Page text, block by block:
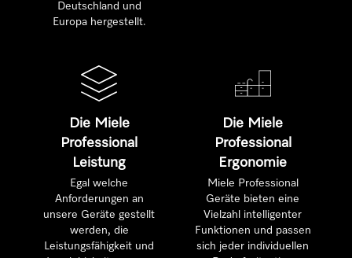
Deutschland und
Europa hergestellt.
Die Miele
Professional
Leistung
Egal welche
Anforderungen an
unsere Geräte gestellt
werden, die
Leistungsfähigkeit und
Die Miele
Professional
Ergonomie
Miele Professional
Geräte bieten eine
Vielzahl intelligenter
Funktionen und passen
sich jeder individuellen